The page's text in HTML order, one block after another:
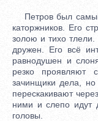
Петров был
каторжников. Его
золою и тихо
дружен. Его всё
равнодушен и
резко проявляют
зачинщики дела,
перескакивают
ними и слепо идут
головы.